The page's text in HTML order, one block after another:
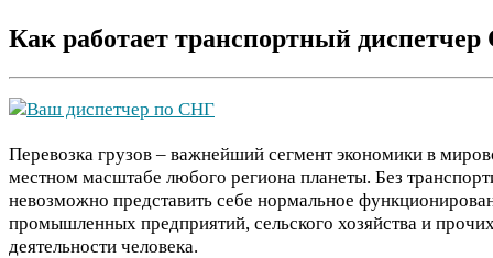
Как работает транспортный
Перевозка грузов – важнейший сегмент экономики в
местном масштабе любого региона планеты. Без
невозможно представить себе нормальное
промышленных предприятий, сельского хозяйства и
деятельности человека.